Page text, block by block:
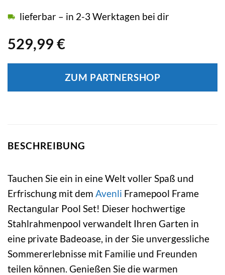
529,99 €
lieferbar – in 2-3 Werktagen bei dir
ZUM PARTNERSHOP
BESCHREIBUNG
Tauchen Sie ein in eine Welt voller Spaß und
Erfrischung mit dem Avenli Framepool Frame
Rectangular Pool Set! Dieser hochwertige
Stahlrahmenpool verwandelt Ihren Garten in
eine private Badeoase, in der Sie unvergessliche
Sommererlebnisse mit Familie und Freunden
teilen können. Genießen Sie die warmen